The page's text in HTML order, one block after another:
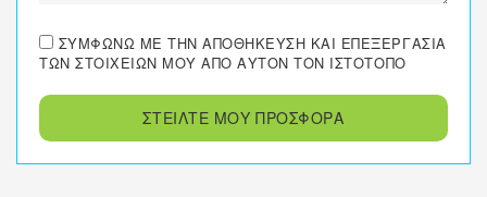
ΣΥΜΦΩΝΏ ΜΕ ΤΗΝ ΑΠΟΘΉΚΕΥΣΗ ΚΑΙ ΕΠΕΞΕΡΓΑΣΊΑ
ΤΩΝ ΣΤΟΙΧΕΊΩΝ ΜΟΥ ΑΠΌ ΑΥΤΌΝ ΤΟΝ ΙΣΤΌΤΟΠΟ
ΣΤΕΙΛΤΕ ΜΟΥ ΠΡΟΣΦΟΡΑ